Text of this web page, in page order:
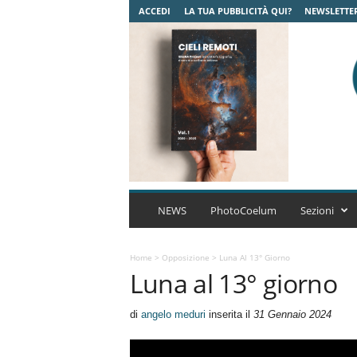
ACCEDI LA TUA PUBBLICITÀ QUI?
C
u
A
r
NEWS PhotoCoelum Sezioni
Home > Opposizione > Luna Al 13° Giorno
Luna al 13° giorno
di angelo meduri inserita il 31 Gennaio 2024